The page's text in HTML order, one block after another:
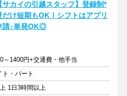
サカイの引越スタッフ】登録制*
だけ短期もOK！シフトはアプリ
請♪単発OK◎
～1400円+交通費・他手当
ト・パート
1日3時間以上